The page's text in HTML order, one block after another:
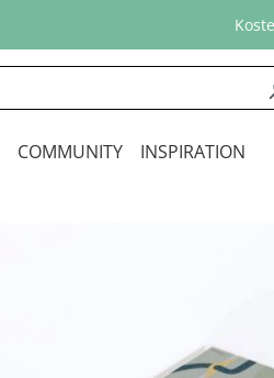
COMMUNITY INSPIRATION